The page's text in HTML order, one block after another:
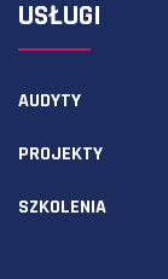
USŁUGI
AUDYTY
PROJEKTY
SZKOLENIA